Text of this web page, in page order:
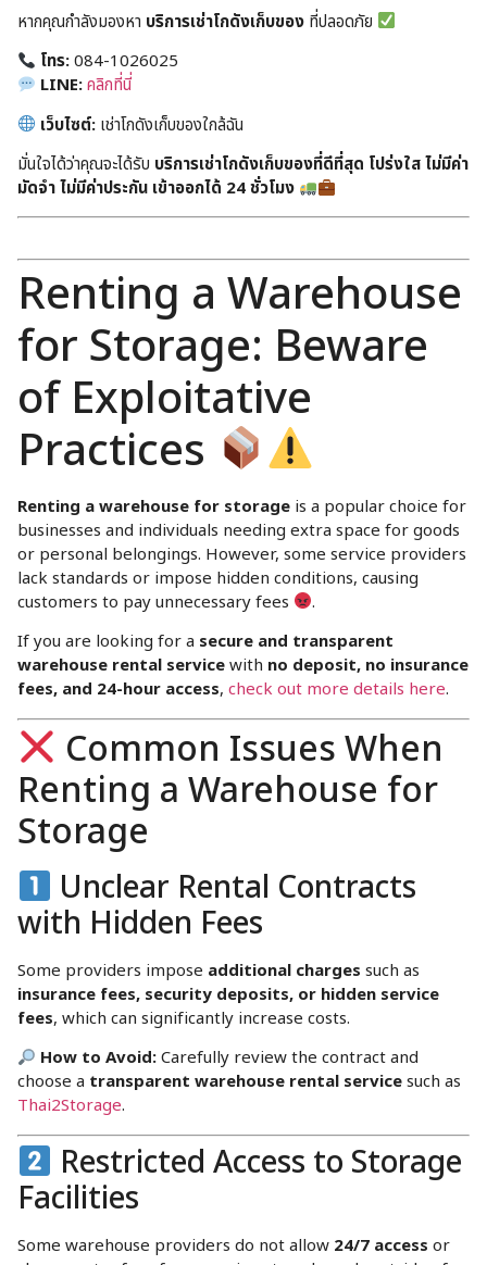
หากคุณกำลังมองหา บริการเช่าโกดังเก็บของ ที่ปลอดภัย
โทร:084-1026025
LINE:คลิกที่นี่
เว็บไซต์: เช่าโกดังเก็บของใกล้ฉัน
มั่นใจได้ว่าคุณจะได้รับ บริการเช่าโกดังเก็บของที่ดีที่สุด โปร่งใส ไม่มีค่า
มัดจำ ไม่มีค่าประกัน เข้าออกได้ 24 ชั่วโมง
Renting a Warehouse
for Storage: Beware
of Exploitative
Practices
Renting a warehouse for storage is a popular choice for
businesses and individuals needing extra space for goods
or personal belongings. However, some service providers
lack standards or impose hidden conditions, causing
customers to pay unnecessary fees
.
If you are looking for a secure and transparent
warehouse rental servicewith no deposit, no insurance
fees, and 24-hour access, check out more details here.
Common Issues When
Renting a Warehouse for
Storage
Unclear Rental Contracts
with Hidden Fees
Some providers impose additional charges such as
insurance fees, security deposits, or hidden service
fees, which can significantly increase costs.
How to Avoid:Carefully review the contract and
choose a transparent warehouse rental servicesuch as
Thai2Storage.
Restricted Access to Storage
Facilities
Some warehouse providers do not allow 24/7 access or